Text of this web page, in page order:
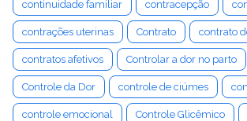
continuidade familiar contracepção
contrações uterinas Contrato contrato
contratos afetivos Controlar a dor no parto
Controle da Dor controle de ciúmes
controle emocional Controle Glicêmico